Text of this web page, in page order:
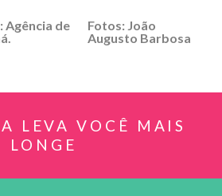
de
Fotos: João
Augusto Barbosa
LEVA VOCÊ MAIS
LONGE